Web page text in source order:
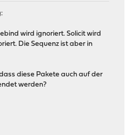
wird ignoriert. Solicit wird
Die Sequenz ist aber in
diese Pakete auch auf der
werden?